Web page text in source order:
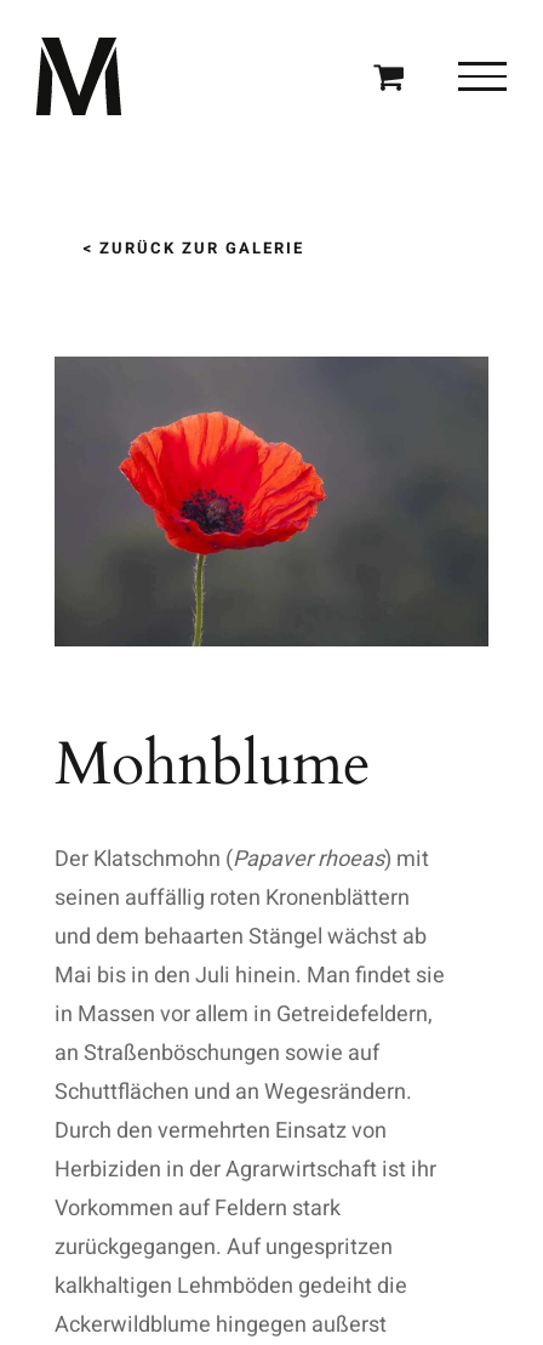
Inhalt
springen
< ZURÜCK ZUR GALERIE
Mohnblume
Der Klatschmohn (Papaver rhoeas) mit
seinen auffällig roten Kronenblättern
und dem behaarten Stängel wächst ab
Mai bis in den Juli hinein. Man findet sie
in Massen vor allem in Getreidefeldern,
an Straßenböschungen sowie auf
Schuttflächen und an Wegesrändern.
Durch den vermehrten Einsatz von
Herbiziden in der Agrarwirtschaft ist ihr
Vorkommen auf Feldern stark
zurückgegangen. Auf ungespritzen
kalkhaltigen Lehmböden gedeiht die
Ackerwildblume hingegen außerst